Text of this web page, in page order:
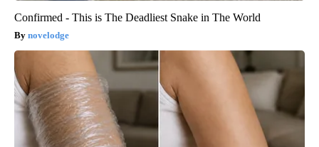
Confirmed - This is The Deadliest Snake in The World
novelodge